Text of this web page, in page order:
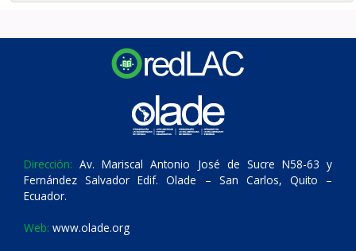
Dirección: Av. Mariscal Antonio José de Sucre N58-63 y
Fernández Salvador Edif. Olade – San Carlos, Quito –
Ecuador.
Web: www.olade.org